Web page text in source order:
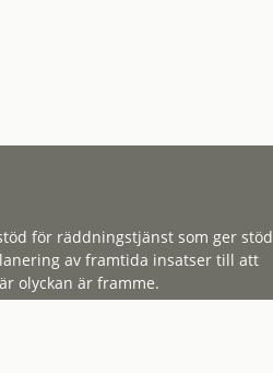
för räddningstjänst som ger stöd
av framtida insatser till att
olyckan är framme.